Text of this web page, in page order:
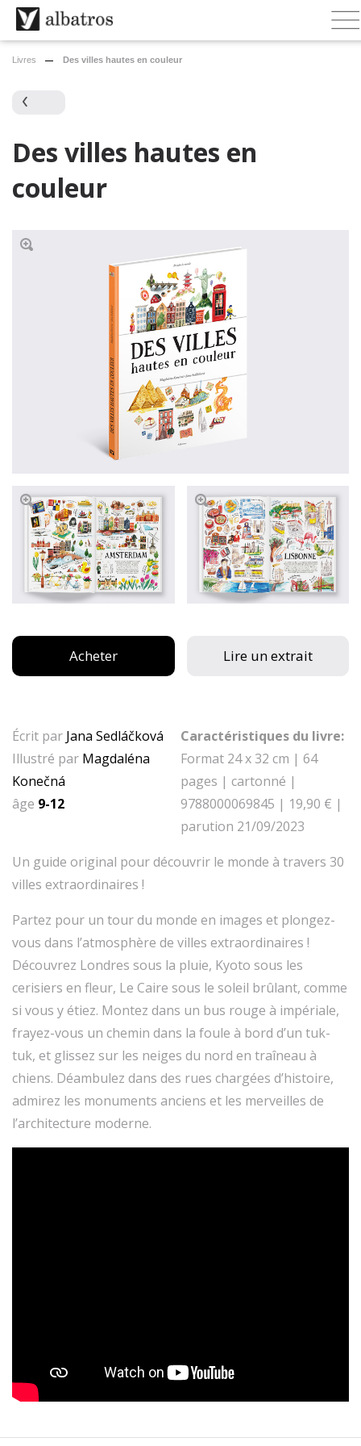
Livres Des villes hautes en couleur
Des villes hautes en
couleur
Écrit par Jana Sedláčková
Illustré par Magdaléna
Konečná
âge 9-12
Caractéristiques du livre:
Format 24 x 32 cm | 64
pages | cartonné |
9788000069845 | 19,90 € |
parution 21/09/2023
Un guide original pour découvrir le monde à travers 30
villes extraordinaires !
Partez pour un tour du monde en images et plongez-
vous dans l’atmosphère de villes extraordinaires !
Découvrez Londres sous la pluie, Kyoto sous les
cerisiers en fleur, Le Caire sous le soleil brûlant, comme
si vous y étiez. Montez dans un bus rouge à impériale,
frayez-vous un chemin dans la foule à bord d’un tuk-
tuk, et glissez sur les neiges du nord en traîneau à
chiens. Déambulez dans des rues chargées d’histoire,
admirez les monuments anciens et les merveilles de
l’architecture moderne.
Acheter Lire un extrait